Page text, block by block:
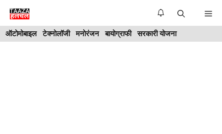
Skip
content
ऑटोमोबाइल टेक्नोलॉजी मनोरंजन बायोग्राफी सरकारी योजना